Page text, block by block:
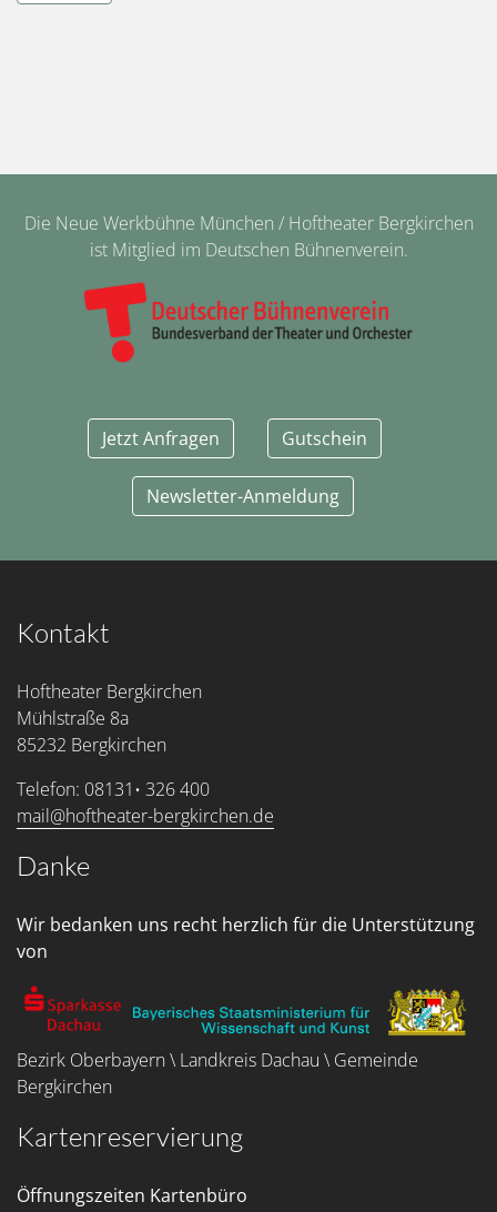
Die Neue Werkbühne München / Hoftheater Bergkirchen
ist Mitglied im Deutschen Bühnenverein.
Jetzt Anfragen Gutschein
Newsletter-Anmeldung
Kontakt
Hoftheater Bergkirchen
Mühlstraße 8a
85232 Bergkirchen
Telefon: 08131• 326 400
mail@hoftheater-bergkirchen.de
Danke
Wir bedanken uns recht herzlich für die Unterstützung
von
Bezirk Oberbayern \ Landkreis Dachau \ Gemeinde
Bergkirchen
Kartenreservierung
Öffnungszeiten Kartenbüro